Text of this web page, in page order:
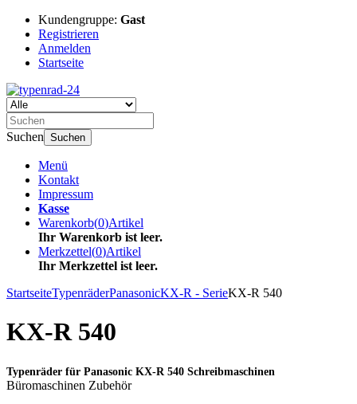
Kundengruppe: Gast
Registrieren
Anmelden
Startseite
Suchen Suchen
Menü
Kontakt
Impressum
Kasse
Warenkorb(0)Artikel
Ihr Warenkorb ist leer.
Merkzettel(0)Artikel
Ihr Merkzettel ist leer.
StartseiteTypenräderPanasonicKX-R - SerieKX-R 540
KX-R 540
Typenräder für Panasonic KX-R 540 Schreibmaschinen
Büromaschinen Zubehör